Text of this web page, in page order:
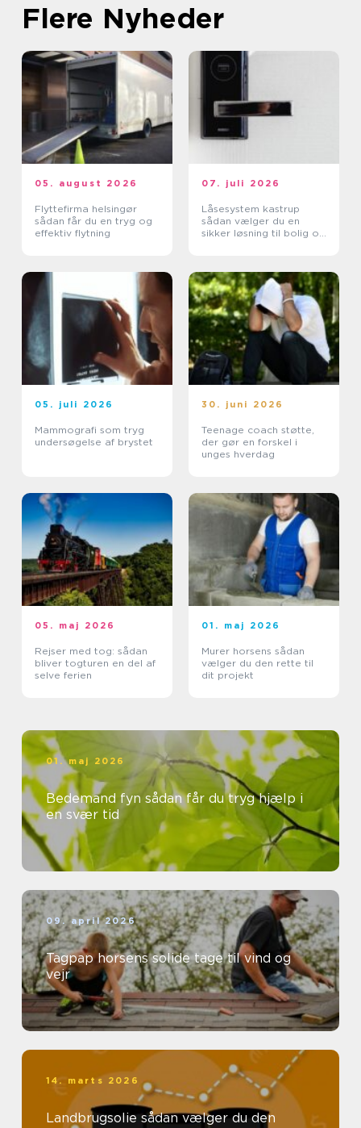
Flere Nyheder
05. august 2026
Flyttefirma helsingør
sådan får du en tryg og
effektiv flytning
07. juli 2026
Låsesystem kastrup
sådan vælger du en
sikker løsning til bolig og
05. juli 2026
Mammografi som tryg
undersøgelse af brystet
30. juni 2026
Teenage coach støtte,
der gør en forskel i
unges hverdag
05. maj 2026
Rejser med tog: sådan
bliver togturen en del af
selve ferien
01. maj 2026
Murer horsens sådan
vælger du den rette til
dit projekt
01. maj 2026
Bedemand fyn sådan får du tryg hjælp i
en svær tid
09. april 2026
Tagpap horsens solide tage til vind og
vejr
14. marts 2026
Landbrugsolie sådan vælger du den